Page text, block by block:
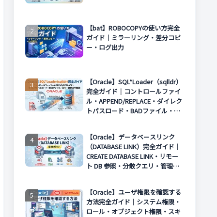
【bat】ROBOCOPYの使い方完全
ガイド｜ミラーリング・差分コピ
ー・ログ出力
【Oracle】SQL*Loader（sqlldr）
完全ガイド｜コントロールファイ
ル・APPEND/REPLACE・ダイレク
トパスロード・BADファイル・エ
【Oracle】データベースリンク
（DATABASE LINK）完全ガイド｜
CREATE DATABASE LINK・リモー
ト DB 参照・分散クエリ・管理方
【Oracle】ユーザ権限を確認する
方法完全ガイド｜システム権限・
ロール・オブジェクト権限・スキ